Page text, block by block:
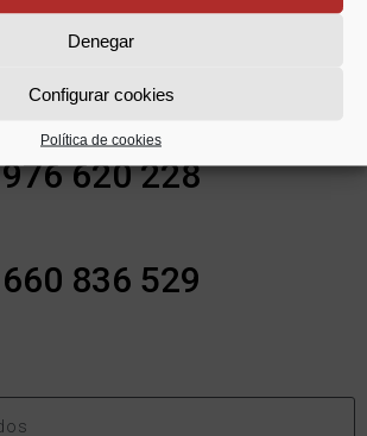
Denegar
Configurar cookies
Política de cookies
¿HABLAMOS?
976 620 228
660 836 529